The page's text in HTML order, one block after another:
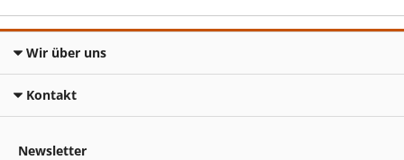
Wir über uns
Kontakt
Newsletter